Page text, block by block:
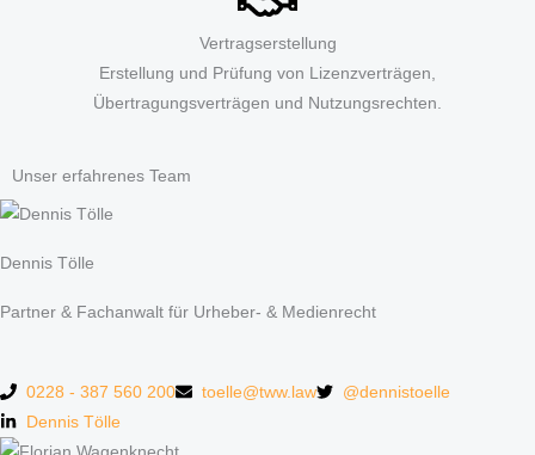
Vertragserstellung
Erstellung und Prüfung von Lizenzverträgen,
Übertragungsverträgen und Nutzungsrechten.
Unser erfahrenes Team
Dennis Tölle
Partner & Fachanwalt für Urheber- & Medienrecht
0228 - 387 560 200 toelle@tww.law
@dennistoelle
Dennis Tölle